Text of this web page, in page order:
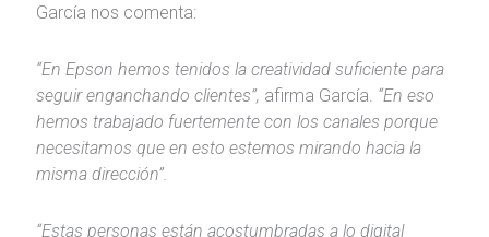
García nos comenta:
“En Epson hemos tenidos la creatividad suficiente para
seguir enganchando clientes”, afirma García. “En eso
hemos trabajado fuertemente con los canales porque
necesitamos que en esto estemos mirando hacia la
misma dirección”.
“Estas personas están acostumbradas a lo digital